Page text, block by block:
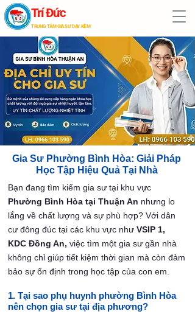
Trí Đức
TRUNG TÂM GIA SƯ DẠY KÈM
Gia Sư Phường Bình Hòa: Giải Pháp
Học Tập Hiệu Quả Tại Nhà
Bạn đang tìm kiếm gia sư tại khu vực
Phường Bình Hòa tại Thuận An nhưng lo
lắng về chất lượng và sự phù hợp? Với dân
cư đông đúc tại các khu vực như VSIP 1,
KDC Đồng An, việc tìm một gia sư gần nhà
không chỉ giúp tiết kiệm thời gian mà còn đảm
bảo sự ổn định trong học tập của con em.
1. Tại sao phụ huynh phường Bình Hòa
nên chọn gia sư tại địa phương?